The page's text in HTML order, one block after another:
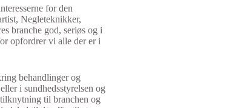
for den
Negleteknikker,
branche god, seriøs og i
opfordrer vi alle der er i
behandlinger og
i sundhedsstyrelsen og
til branchen og